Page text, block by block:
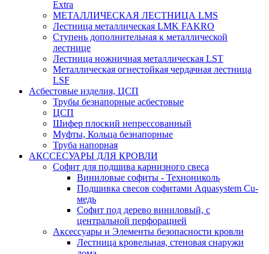
Extra
МЕТАЛЛИЧЕСКАЯ ЛЕСТНИЦА LMS
Лестница металлическая LMK FAKRO
Ступень дополнительная к металлической
лестнице
Лестница ножничная металлическая LST
Металлическая огнестойкая чердачная лестница
LSF
Асбестовые изделия, ЦСП
Трубы безнапорные асбестовые
ЦСП
Шифер плоский непрессованный
Муфты, Кольца безнапорные
Труба напорная
АКССЕСУАРЫ ДЛЯ КРОВЛИ
Софит для подшива карнизного свеса
Виниловые софиты - Технониколь
Подшивка свесов софитами Aquasystem Cu-
медь
Софит под дерево виниловый, с
центральной перфорацией
Аксессуары и Элементы безопасности кровли
Лестница кровельная, стеновая снаружи